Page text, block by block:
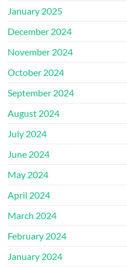
January 2025
December 2024
November 2024
October 2024
September 2024
August 2024
July 2024
June 2024
May 2024
April 2024
March 2024
February 2024
January 2024